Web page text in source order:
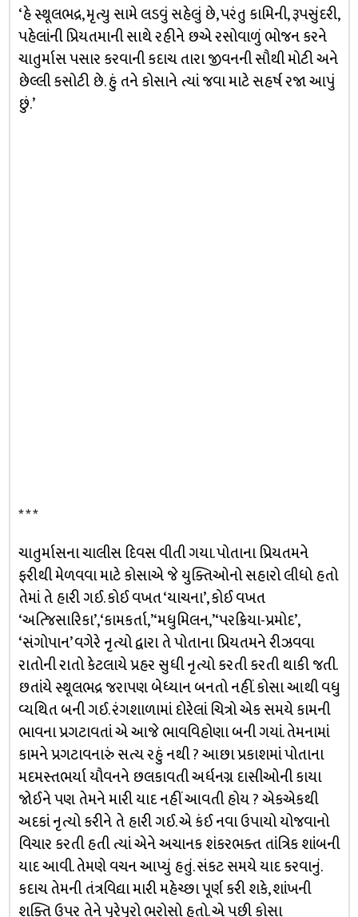
‘હે સ્થૂલભદ્ર, મૃત્યુ સામે લડવું સહેલું છે, પરંતુ કામિની, રૂપસુંદરી,
પહેલાંની પ્રિયતમાની સાથે રહીને છએ રસોવાળું ભોજન કરને
ચાતુર્માસ પસાર કરવાની કદાચ તારા જીવનની સૌથી મોટી અને
છેલ્લી કસોટી છે. હું તને કોસાને ત્યાં જવા માટે સહર્ષ રજા આપું
છું.’
* * *
ચાતુર્માસના ચાલીસ દિવસ વીતી ગયા. પોતાના પ્રિયતમને
ફરીથી મેળવવા માટે કોસાએ જે યુક્તિઓનો સહારો લીધો હતો
તેમાં તે હારી ગઈ. કોઈ વખત ‘યાચના’, કોઈ વખત
‘અત્જિસારિકા’, ‘કામકર્તા,’ ‘મધુમિલન,’ ‘પરક્રિયા-પ્રમોદ’,
‘સંગોપાન’ વગેરે નૃત્યો દ્વારા તે પોતાના પ્રિયતમને રીઝવવા
રાતોની રાતો કેટલાયે પ્રહર સુધી નૃત્યો કરતી કરતી થાકી જતી.
છતાંયે સ્થૂલભદ્ર જરાપણ બેધ્યાન બનતો નહીં. કોસા આથી વધુ
વ્યથિત બની ગઈ. રંગશાળામાં દોરેલાં ચિત્રો એક સમયે કામની
ભાવના પ્રગટાવતાં એ આજે ભાવવિહોણા બની ગયાં. તેમનામાં
કામને પ્રગટાવનારું સત્ય રહું નથી ? આછા પ્રકાશમાં પોતાના
મદમસ્તભર્યા યૌવનને છલકાવતી અર્ધનગ્ન દાસીઓની કાયા
જોઈને પણ તેમને મારી યાદ નહીં આવતી હોય ? એકએકથી
અદકાં નૃત્યો કરીને તે હારી ગઈ. એ કંઈ નવા ઉપાયો યોજવાનો
વિચાર કરતી હતી ત્યાં એને અચાનક શંકરભક્ત તાંત્રિક શાંબની
યાદ આવી. તેમણે વચન આપ્યું હતું. સંકટ સમયે યાદ કરવાનું.
કદાચ તેમની તંત્રવિદ્યા મારી મહેચ્છા પૂર્ણ કરી શકે, શાંખની
શક્તિ ઉપર તેને પૂરેપૂરો ભરોસો હતો. એ પછી કોસા